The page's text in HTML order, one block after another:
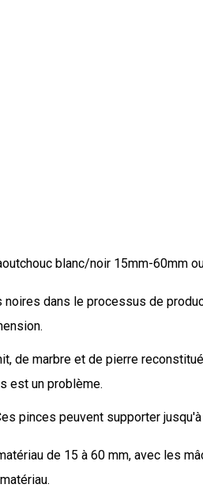
blanc/noir 15mm-60mm
dans le processus de
marbre et de pierre
est un problème.
pinces peuvent supporter jusqu'à
de 15 à 60 mm, avec les